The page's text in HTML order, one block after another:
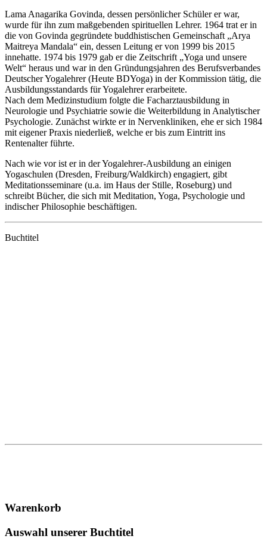
Lama Anagarika Govinda, dessen persönlicher Schüler er war,
wurde für ihn zum maßgebenden spirituellen Lehrer. 1964 trat er in
die von Govinda gegründete buddhistischen Gemeinschaft „Arya
Maitreya Mandala“ ein, dessen Leitung er von 1999 bis 2015
innehatte. 1974 bis 1979 gab er die Zeitschrift „Yoga und unsere
Welt“ heraus und war in den Gründungsjahren des Berufsverbandes
Deutscher Yogalehrer (Heute BDYoga) in der Kommission tätig, die
Ausbildungsstandards für Yogalehrer erarbeitete.
Nach dem Medizinstudium folgte die Facharztausbildung in
Neurologie und Psychiatrie sowie die Weiterbildung in Analytischer
Psychologie. Zunächst wirkte er in Nervenkliniken, ehe er sich 1984
mit eigener Praxis niederließ, welche er bis zum Eintritt ins
Rentenalter führte.
Nach wie vor ist er in der Yogalehrer-Ausbildung an einigen
Yogaschulen (Dresden, Freiburg/Waldkirch) engagiert, gibt
Meditationsseminare (u.a. im Haus der Stille, Roseburg) und
schreibt Bücher, die sich mit Meditation, Yoga, Psychologie und
indischer Philosophie beschäftigen.
Buchtitel
Warenkorb
Auswahl unserer Buchtitel